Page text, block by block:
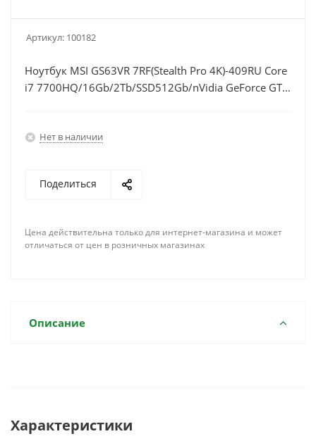
Артикул: 100182
Ноутбук MSI GS63VR 7RF(Stealth Pro 4K)-409RU Core
i7 7700HQ/16Gb/2Tb/SSD512Gb/nVidia GeForce GTX
Нет в наличии
Поделиться
Цена действительна только для интернет-магазина и может
отличаться от цен в розничных магазинах
Описание
Характеристики